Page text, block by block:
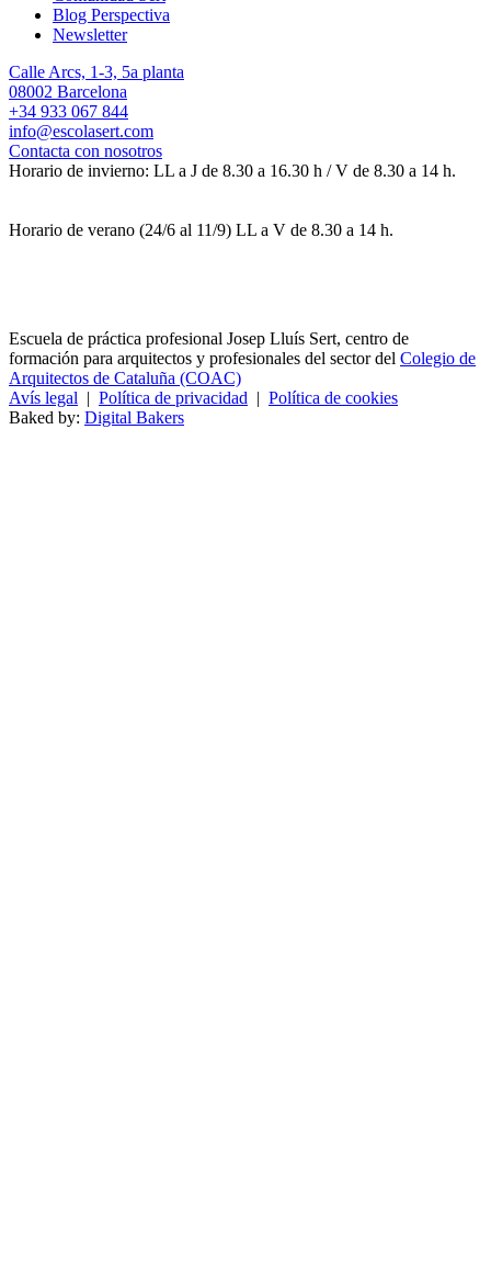
Blog Perspectiva
Newsletter
Calle Arcs, 1-3, 5a planta
08002 Barcelona
+34 933 067 844
info@escolasert.com
Contacta con nosotros
Horario de invierno: LL a J de 8.30 a 16.30 h / V de 8.30 a 14 h.
Horario de verano (24/6 al 11/9) LL a V de 8.30 a 14 h.
Escuela de práctica profesional Josep Lluís Sert, centro de
formación para arquitectos y profesionales del sector del Colegio de
Arquitectos de Cataluña (COAC)
Avís legal | Política de privacidad | Política de cookies
Baked by: Digital Bakers